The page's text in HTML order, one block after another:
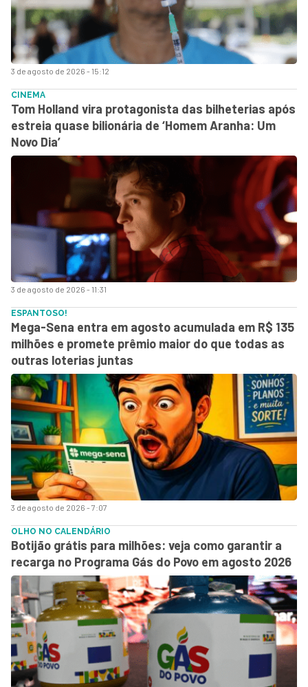
3 de agosto de 2026 - 15:12
3 de agosto de 2026 - 11:31
CINEMA
Tom Holland vira protagonista das bilheterias após
estreia quase bilionária de ‘Homem Aranha: Um
Novo Dia’
3 de agosto de 2026 - 7:07
ESPANTOSO!
Mega-Sena entra em agosto acumulada em R$ 135
milhões e promete prêmio maior do que todas as
outras loterias juntas
OLHO NO CALENDÁRIO
Botijão grátis para milhões: veja como garantir a
recarga no Programa Gás do Povo em agosto 2026